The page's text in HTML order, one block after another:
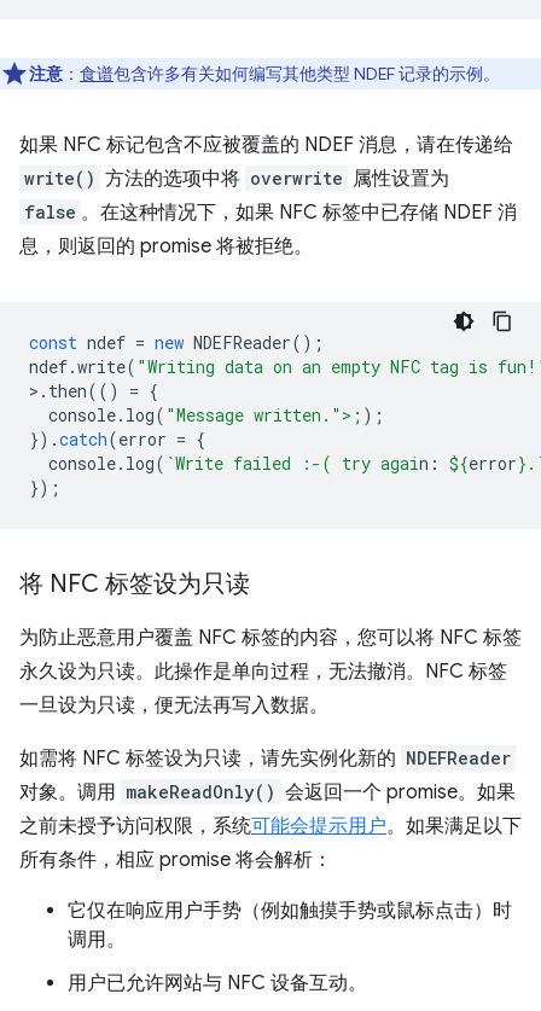
注意 ： 食谱包含许多有关如何编写其他类型 NDEF 记录的示例。
如果 NFC 标记包含不应被覆盖的 NDEF 消息，请在传递给
write() 方法的选项中将 overwrite 属性设置为
false 。在这种情况下，如果 NFC 标签中已存储 NDEF 消
息，则返回的 promise 将被拒绝。
const ndef = new NDEFReader();
ndef.write( "Writing data on an empty NFC tag is
> . then(() = {
console. log( "Message written.">; );
}).catch(error = {
console. log( `Write failed :-( try again: ${error}
});
将 NFC 标签设为只读
为防止恶意用户覆盖 NFC 标签的内容，您可以将 NFC 标签
永久设为只读。此操作是单向过程，无法撤消。NFC 标签
一旦设为只读，便无法再写入数据。
如需将 NFC 标签设为只读，请先实例化新的 NDEFReader
对象。调用 makeReadOnly() 会返回一个 promise。如果
之前未授予访问权限，系统可能会提示用户。如果满足以下
所有条件，相应 promise 将会解析：
它仅在响应用户手势（例如触摸手势或鼠标点击）时
调用。
用户已允许网站与 NFC 设备互动。